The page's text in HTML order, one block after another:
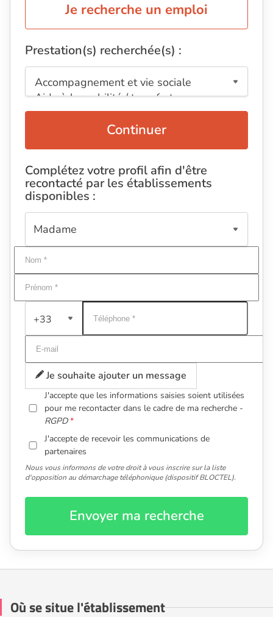
Je recherche un emploi
Prestation(s) recherchée(s) :
Continuer
Complétez votre profil afin d'être
recontacté par les établissements
disponibles :
+33
Je souhaite ajouter un message
J'accepte que les informations saisies soient utilisées
pour me recontacter dans le cadre de ma recherche -
RGPD
J'accepte de recevoir les communications de
partenaires
Nous vous informons de votre droit à vous inscrire sur la liste
d'opposition au démarchage téléphonique (dispositif BLOCTEL).
Envoyer ma recherche
Où se situe l'établissement